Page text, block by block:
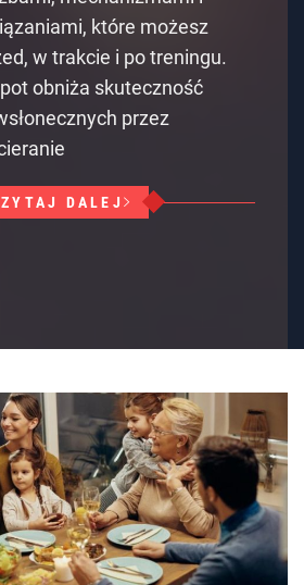
które możesz
w trakcie i po treningu.
obniża skuteczność
przez
DALEJ